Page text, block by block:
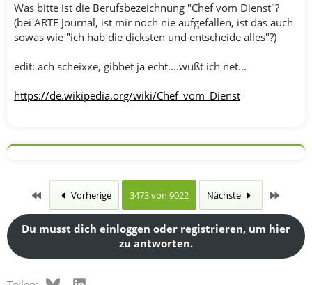
Was bitte ist die Berufsbezeichnung "Chef vom Dienst"?
(bei ARTE Journal, ist mir noch nie aufgefallen, ist das auch
sowas wie "ich hab die dicksten und entscheide alles"?)
edit: ach scheixxe, gibbet ja echt....wußt ich net...
https://de.wikipedia.org/wiki/Chef_vom_Dienst
Erste Vorherige 3473 von 9022 Nächste
Du musst dich einloggen oder registrieren, um hier
zu antworten.